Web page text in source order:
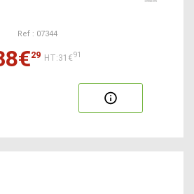
Ref : 07344
29 HT:31€91